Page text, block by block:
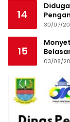
14
30/07/
15
03/08/